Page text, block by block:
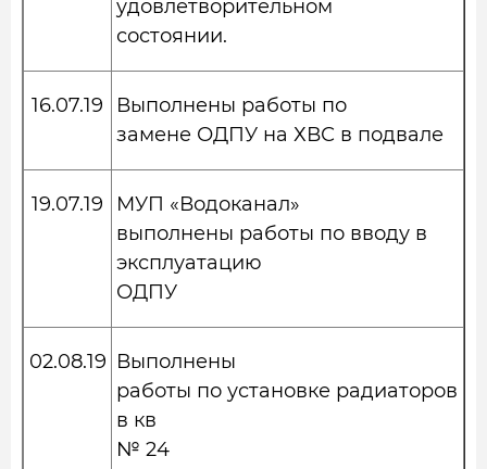
удовлетворительном
состоянии.
16.07.19
Выполнены работы по
замене ОДПУ на ХВС в подвале
19.07.19
МУП «Водоканал»
выполнены работы по вводу в
эксплуатацию
ОДПУ
02.08.19 Выполнены
работы по установке радиаторов
в кв
№ 24